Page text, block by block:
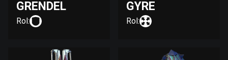
GRENDEL
Rol:
GYRE
Rol: